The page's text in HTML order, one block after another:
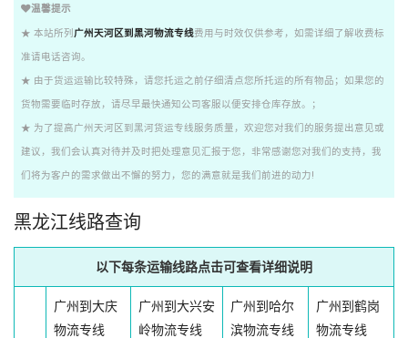
温馨提示
★ 本站所列 广州天河区到黑河物流专线费用与时效仅供参考，如需详细了解收费标
准请电话咨询。
★ 由于货运运输比较特殊，请您托运之前仔细清点您所托运的所有物品；如果您的
货物需要临时存放，请尽早最快通知公司客服以便安排仓库存放。；
★ 为了提高广州天河区到黑河货运专线服务质量，欢迎您对我们的服务提出意见或
建议，我们会认真对待并及时把处理意见汇报于您，非常感谢您对我们的支持，我
们将为客户的需求做出不懈的努力，您的满意就是我们前进的动力!
黑龙江线路查询
以下每条运输线路点击可查看详细说明
广州到大庆
物流专线
广州到大兴安
岭物流专线
广州到哈尔
滨物流专线
广州到鹤岗
物流专线